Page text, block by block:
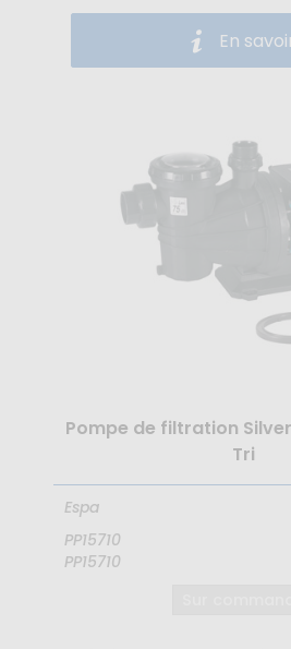
En
Pompe de filtration
Tri
Espa
PP15710
PP15710